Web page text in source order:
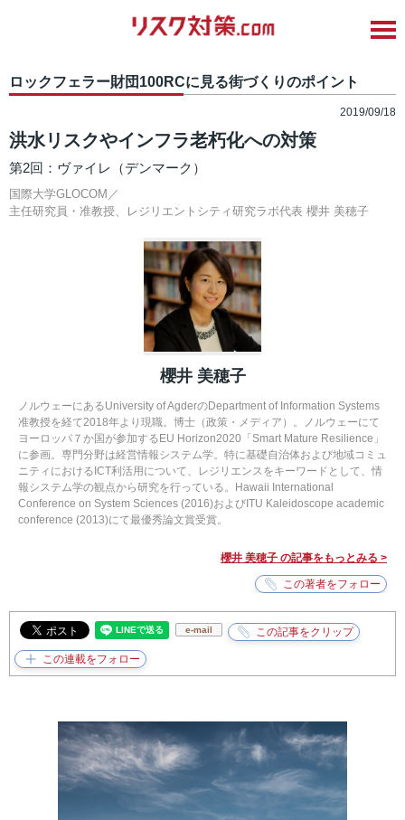
ロックフェラー財団100RCに見る街づくりのポイント
2019/09/18
洪水リスクやインフラ老朽化への対策
第2回：ヴァイレ（デンマーク）
国際大学GLOCOM／
主任研究員・准教授、レジリエントシティ研究ラボ代表 櫻井 美穂子
櫻井 美穂子
ノルウェーにあるUniversity of AgderのDepartment of Information Systems
准教授を経て2018年より現職。博士（政策・メディア）。ノルウェーにて
ヨーロッパ７か国が参加するEU Horizon2020「Smart Mature Resilience」
に参画。専門分野は経営情報システム学。特に基礎自治体および地域コミュ
ニティにおけるICT利活用について、レジリエンスをキーワードとして、情
報システム学の観点から研究を行っている。Hawaii International
Conference on System Sciences (2016)およびITU Kaleidoscope academic
conference (2013)にて最優秀論文賞受賞。
櫻井 美穂子 の記事をもっとみる >
e-mail